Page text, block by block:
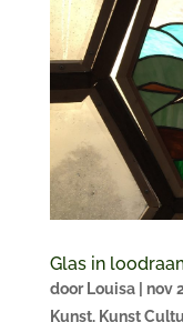
Glas in
door Louisa| nov
Kunst, Kunst